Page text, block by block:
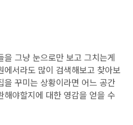
을 그냥 눈으로만 보고 그치는게
에서라도 많이 검색해보고 찾아보
을 꾸미는 상황이라면 어느 공간
해야할지에 대한 영감을 얻을 수